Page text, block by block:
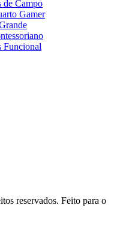
de Campo
Gamer
Funcional
reservados. Feito para o